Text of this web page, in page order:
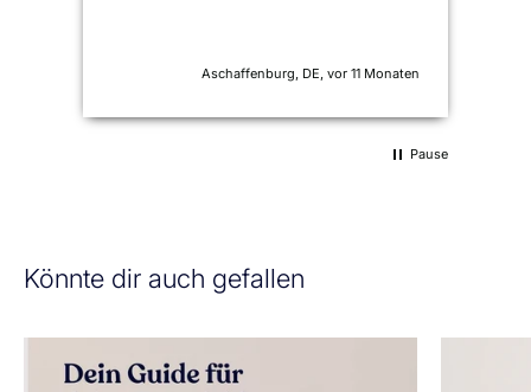
Aschaffenburg, DE, vor 11 Monaten
Pause